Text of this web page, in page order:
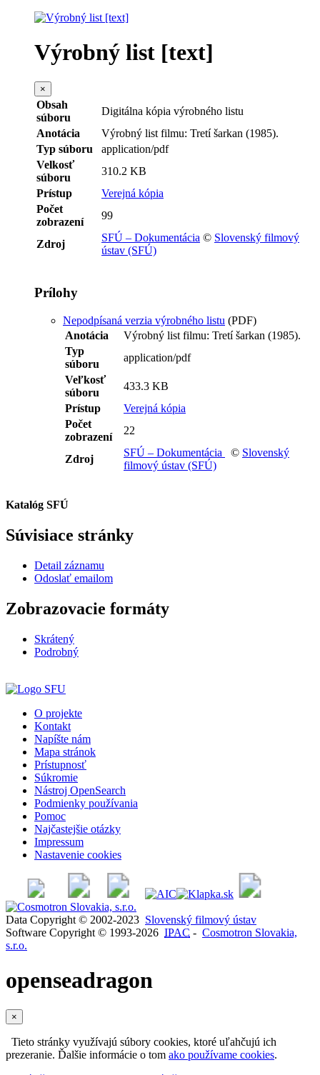
Výrobný list [text]
×
Obsah
súboru
Digitálna kópia výrobného listu
Anotácia
Výrobný list filmu: Tretí šarkan (1985).
Typ súboru
application/pdf
Velkosť
súboru
310.2 KB
Prístup
Verejná kópia
Počet
zobrazení
99
Zdroj
SFÚ – Dokumentácia © Slovenský filmový
ústav (SFÚ)
Prílohy
Nepodpísaná verzia výrobného listu (PDF)
Anotácia
Výrobný list filmu: Tretí šarkan (1985).
Typ
súboru
application/pdf
Veľkosť
súboru
433.3 KB
Prístup
Verejná kópia
Počet
zobrazení
22
Zdroj
SFÚ – Dokumentácia © Slovenský
filmový ústav (SFÚ)
Katalóg SFÚ
Súvisiace stránky
Detail záznamu
Odoslať emailom
Zobrazovacie formáty
Skrátený
Podrobný
O projekte
Kontakt
Napíšte nám
Mapa stránok
Prístupnosť
Súkromie
Nástroj OpenSearch
Podmienky používania
Pomoc
Najčastejšie otázky
Impressum
Nastavenie cookies
Data Copyright © 2002-2023 Slovenský filmový ústav
Software Copyright © 1993-2026 IPAC - Cosmotron Slovakia,
s.r.o.
openseadragon
×
Tieto stránky využívajú súbory cookies, ktoré uľahčujú ich
prezeranie. Ďalšie informácie o tom ako používame cookies.